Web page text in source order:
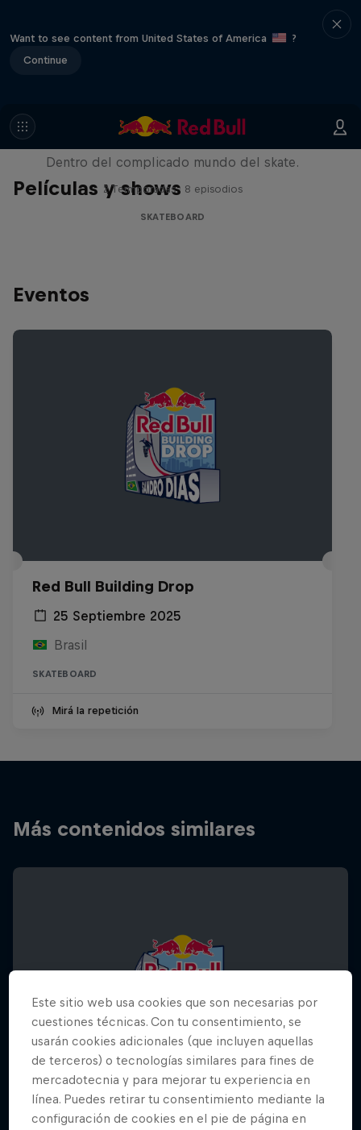
Want to see content from United States of America
?
Continue
Películas y shows
Pushing Forward
Dentro del complicado mundo del skate.
2 Termporadas · 8 episodios
SKATEBOARD
Eventos
Red Bull Building Drop
25 Septiembre 2025
Brasil
SKATEBOARD
Mirá la repetición
Más contenidos similares
Este sitio web usa cookies que son necesarias por
cuestiones técnicas. Con tu consentimiento, se
usarán cookies adicionales (que incluyen aquellas
de terceros) o tecnologías similares para fines de
mercadotecnia y para mejorar tu experiencia en
línea. Puedes retirar tu consentimiento mediante la
configuración de cookies en el pie de página en